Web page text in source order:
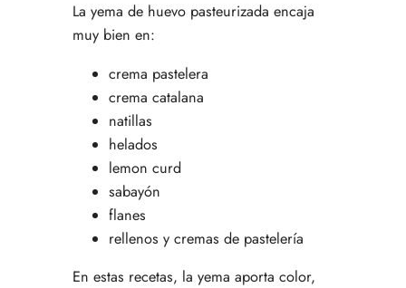
La yema de huevo pasteurizada encaja
muy bien en:
crema pastelera
crema catalana
natillas
helados
lemon curd
sabayón
flanes
rellenos y cremas de pastelería
En estas recetas, la yema aporta color,